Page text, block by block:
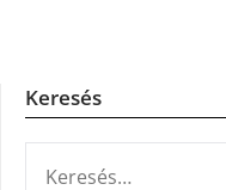
Keresés